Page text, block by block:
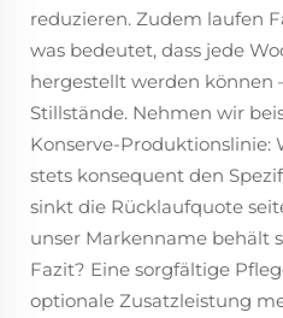
reduzieren. Zudem laufen
was bedeutet, dass jede
hergestellt werden können
Stillstände. Nehmen wir
Konserve-Produktionslinie:
stets konsequent den
sinkt die Rücklaufquote
unser Markenname behält
Fazit? Eine sorgfältige
optionale Zusatzleistung